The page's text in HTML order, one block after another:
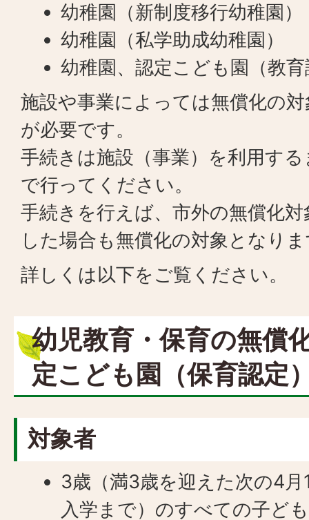
幼稚園（新制度移行幼稚園）
幼稚園（私学助成幼稚園）
幼稚園、認定こども園（教
施設や事業によっては無償化の
が必要です。
手続きは施設（事業）を利用す
で行ってください。
手続きを行えば、市外の無償化
した場合も無償化の対象となり
詳しくは以下をご覧ください。
幼児教育・保育の無償
定こども園（保育認定
対象者
3歳（満3歳を迎えた次の4
入学まで）のすべての子ども